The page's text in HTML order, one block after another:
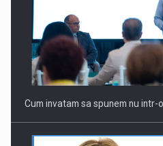
Cum invatam sa spunem nu